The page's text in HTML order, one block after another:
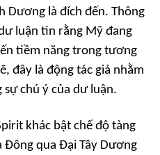
Dương là đích đến. Thông
luận tin rằng Mỹ đang
tiềm năng trong tương
đây là động tác giả nhằm
chú ý của dư luận.
khác bật chế độ tàng
Đông qua Đại Tây Dương